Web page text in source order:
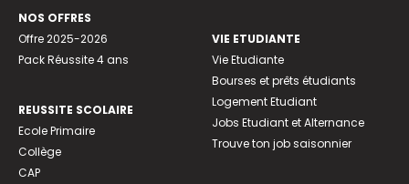
NOS OFFRES
Offre 2025-2026
Pack Réussite 4 ans
REUSSITE SCOLAIRE
Ecole Primaire
Collège
CAP
VIE ETUDIANTE
Vie Etudiante
Bourses et prêts étudiants
Logement Etudiant
Jobs Etudiant et Alternance
Trouve ton job saisonnier